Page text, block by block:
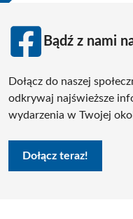
Bądź z nami
Dołącz do naszej
odkrywaj najświeższe
wydarzenia w Twojej
Dołącz teraz!